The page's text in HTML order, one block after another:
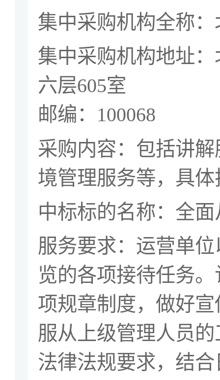
集中采购机构全称
集中采购机构地址
六层605室
邮编： 100068
采购内容： 包括讲
境管理服务等，具
中标标的名称：全
服务要求：运营单
览的各项接待任务
项规章制度，做好
服从上级管理人员
法律法规要求，结